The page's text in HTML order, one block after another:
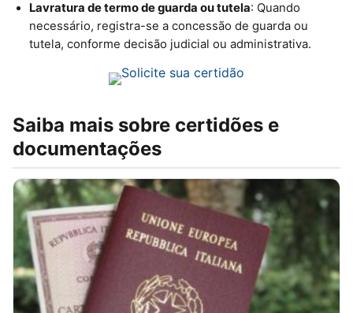
Lavratura de termo de guarda ou tutela: Quando
necessário, registra-se a concessão de guarda ou
tutela, conforme decisão judicial ou administrativa.
Saiba mais sobre certidões e
documentações